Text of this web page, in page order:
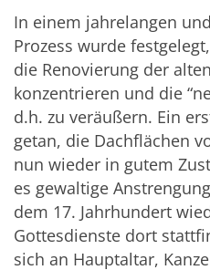
In einem jahrelangen
Prozess wurde
die Renovierung der
konzentrieren und die
d.h. zu veräußern. Ein
getan, die Dachflächen
nun wieder in gutem
es gewaltige
dem 17. Jahrhundert
Gottesdienste dort
sich an Hauptaltar,